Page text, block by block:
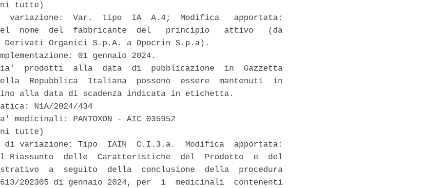
tutte)
variazione:  Var.  tipo  IA  A.4;  Modifica   apportata:
nome  del  fabbricante  del   principio   attivo   (da
Derivati Organici S.p.A. a Opocrin S.p.a).
01 gennaio 2024.
prodotti  alla  data  di  pubblicazione  in  Gazzetta
Repubblica  Italiana  possono  essere  mantenuti  in
fino alla data di scadenza indicata in etichetta.
N1A/2024/434
medicinali: PANTOXON - AIC 035952
tutte)
di variazione: Tipo  IAIN  C.I.3.a.  Modifica  apportata:
Riassunto  delle  Caratteristiche  del  Prodotto  e  del
a  seguito  della  conclusione  della  procedura
202305 di gennaio 2024, per  i  medicinali  contenenti